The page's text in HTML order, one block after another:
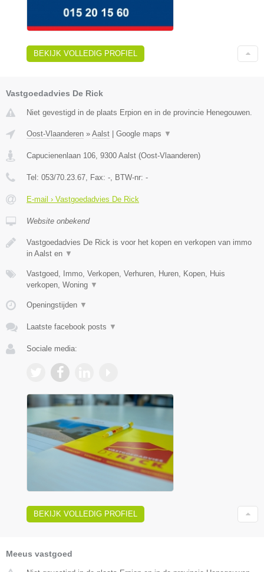
BEKIJK VOLLEDIG PROFIEL
Vastgoedadvies De Rick
Niet gevestigd in de plaats Erpion en in de provincie Henegouwen.
Oost-Vlaanderen » Aalst Google maps ▼
Capucienenlaan 106 9300 Aalst (Oost-Vlaanderen)
Tel: 053/70.23.67 , Fax: - , BTW-nr: -
E-mail › Vastgoedadvies De Rick
Website onbekend
Vastgoedadvies De Rick is voor het kopen en verkopen van immo
in Aalst en ▼
Vastgoed, Immo, Verkopen, Verhuren, Huren, Kopen, Huis
verkopen, Woning ▼
Openingstijden ▼
Laatste facebook posts ▼
Sociale media:
BEKIJK VOLLEDIG PROFIEL
Meeus vastgoed